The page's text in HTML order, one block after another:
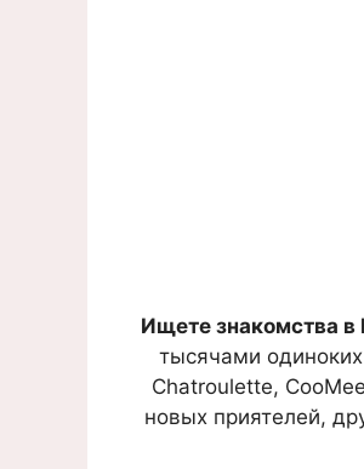
Ищете знакомства в
тысячами
Chatroulette,
новых приятелей,